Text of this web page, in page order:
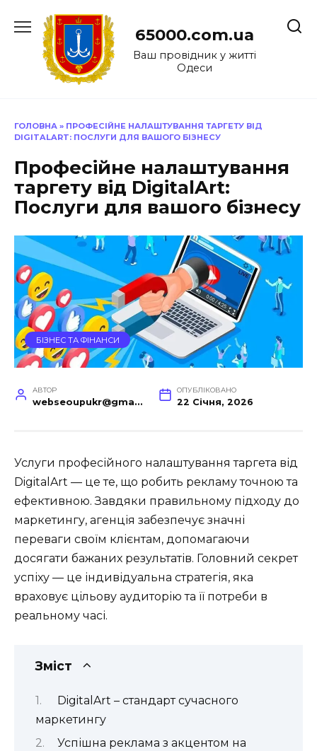
до
65000.com.ua
Ваш провідник у житті
Одеси
ГОЛОВНА » ПРОФЕСІЙНЕ НАЛАШТУВАННЯ ТАРГЕТУ ВІД
DIGITALART: ПОСЛУГИ ДЛЯ ВАШОГО БІЗНЕСУ
Професійне налаштування
таргету від DigitalArt:
Послуги для вашого бізнесу
БІЗНЕС ТА ФІНАНСИ
АВТОР
webseoupukr@gmail.com
ОПУБЛІКОВАНО
22 Січня, 2026
Услуги професійного налаштування таргета від
DigitalArt — це те, що робить рекламу точною та
ефективною. Завдяки правильному підходу до
маркетингу, агенція забезпечує значні
переваги своїм клієнтам, допомагаючи
досягати бажаних результатів. Головний секрет
успіху — це індивідуальна стратегія, яка
враховує цільову аудиторію та її потреби в
реальному часі.
Зміст
DigitalArt – стандарт сучасного
маркетингу
Успішна реклама з акцентом на